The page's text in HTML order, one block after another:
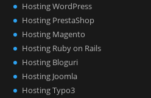
Hosting WordPress
Hosting PrestaShop
Hosting Magento
Hosting Ruby on Rails
Hosting Bloguri
Hosting Joomla
Hosting Typo3